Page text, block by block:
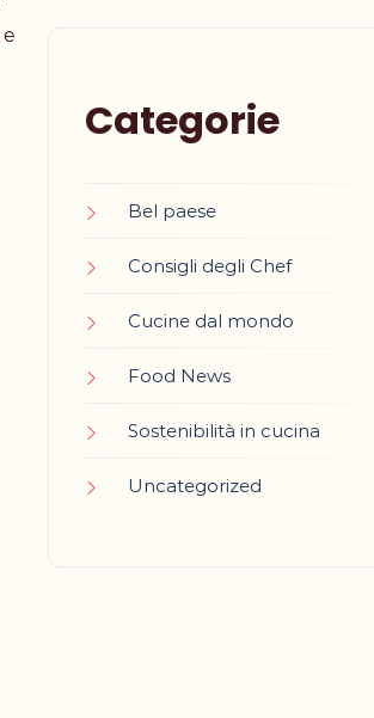
e
Categorie
Bel paese
Consigli degli Chef
Cucine dal mondo
Food News
Sostenibilità in cucina
Uncategorized